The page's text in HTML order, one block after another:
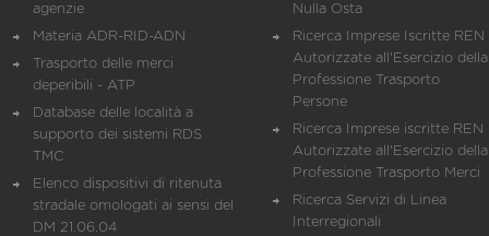
agenzie
Materia ADR-RID-ADN
Trasporto delle merci
deperibili - ATP
Database delle località a
supporto dei sistemi RDS
TMC
Elenco dispositivi di ritenuta
stradale omologati ai sensi del
DM 21.06.04
Nulla Osta
Ricerca Imprese Iscritte REN
Autorizzate all'Esercizio della
Professione Trasporto
Persone
Ricerca Imprese iscritte REN
Autorizzate all'Esercizio della
Professione Trasporto Merci
Ricerca Servizi di Linea
Interregionali